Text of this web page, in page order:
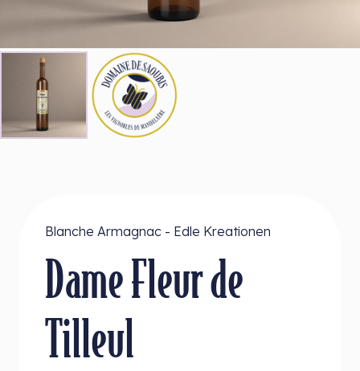
Blanche Armagnac - Edle Kreationen
Dame Fleur de
Tilleul